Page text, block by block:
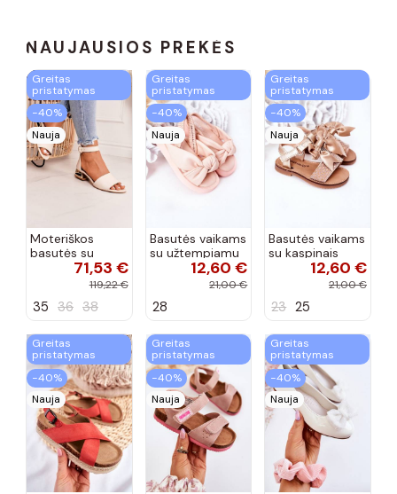
NAUJAUSIOS PREKĖS
Greitas
pristatymas
−40%
Nauja
Moteriškos
basutės su
aukso spalvos
kulniukais Laura
spalvos
71,53 €
119,22 €
35 36 38
Greitas
pristatymas
−40%
Nauja
Basutės vaikams
su užtempiamu
užsegimu
rožinės spalvos
12,60 €
21,00 €
28
Greitas
pristatymas
−40%
Nauja
Basutės vaikams
su kaspinais
aukso spalvos
12,60 €
21,00 €
23 25
Greitas
pristatymas
−40%
Nauja
Greitas
pristatymas
−40%
Nauja
Greitas
pristatymas
−40%
Nauja